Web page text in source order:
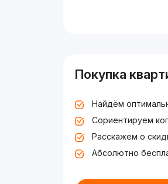
Покупка
Найдём
Сориентируем
Расскажем о
Абсолютно